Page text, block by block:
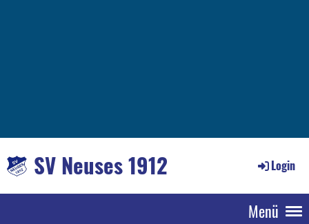
SV Neuses 1912 Login
Menü